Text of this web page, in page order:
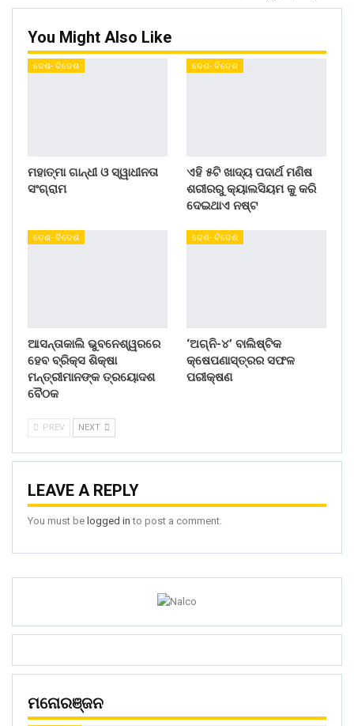
You Might Also Like
ଦେଶ- ବିଦେଶ
ମହାତ୍ମା ଗାନ୍ଧୀ ଓ ସ୍ୱାଧୀନତା
ସଂଗ୍ରାମ
ଦେଶ- ବିଦେଶ
ଏହି ୫ଟି ଖାଦ୍ୟ ପଦାର୍ଥ ମଣିଷ
ଶରୀରରୁ କ୍ୟାଲସିୟମ କୁ କରି
ଦେଇଥାଏ ନଷ୍ଟ
ଦେଶ- ବିଦେଶ
ଆସନ୍ତାକାଲି ଭୁବନେଶ୍ୱରରେ
ହେବ ବ୍ରିକ୍ସ ଶିକ୍ଷା
ମନ୍ତ୍ରୀମାନଙ୍କ ତ୍ରୟୋଦଶ
ବୈଠକ
ଦେଶ- ବିଦେଶ
‘ଅଗ୍ନି-୪’ ବାଲିଷ୍ଟିକ
କ୍ଷେପଣାସ୍ତ୍ରର ସଫଳ
ପରୀକ୍ଷଣ
PREV NEXT
LEAVE A REPLY
You must be logged in to post a comment.
ମନୋରଞ୍ଜନ